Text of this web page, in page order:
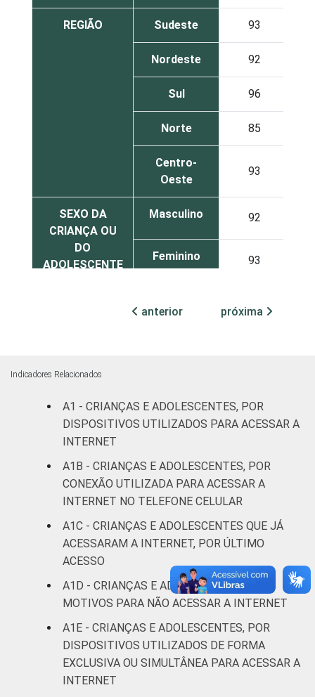
REGIÃO Sudeste 93
Nordeste 92
Sul 96
Norte 85
Centro-
Oeste
93
SEXO DA
CRIANÇA OU
DO
ADOLESCENTE
Masculino 92
Feminino 93
Fundamental
91
Médio ou
95
FAIXA ETÁRIA
DA CRIANÇA
OU DO
ADOLESCENTE
De 9 a 10
anos
87
De 11 a 12
anos
92
De 13 a 14
anos
94
De 15 a 17
anos
95
RENDA
anterior próxima
Indicadores Relacionados
A1 - CRIANÇAS E ADOLESCENTES, POR
DISPOSITIVOS UTILIZADOS PARA ACESSAR A
INTERNET
A1B - CRIANÇAS E ADOLESCENTES, POR
CONEXÃO UTILIZADA PARA ACESSAR A
INTERNET NO TELEFONE CELULAR
A1C - CRIANÇAS E ADOLESCENTES QUE JÁ
ACESSARAM A INTERNET, POR ÚLTIMO
ACESSO
A1D - CRIANÇAS E ADOLESCENTES, POR
MOTIVOS PARA NÃO ACESSAR A INTERNET
A1E - CRIANÇAS E ADOLESCENTES, POR
DISPOSITIVOS UTILIZADOS DE FORMA
EXCLUSIVA OU SIMULTÂNEA PARA ACESSAR A
INTERNET